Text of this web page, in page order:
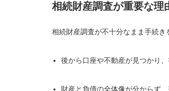
相続財産調査が重要な理
相続財産調査が不十分なまま手続き
後から口座や不動産が見つかり
財産と負債の全体像が分からず